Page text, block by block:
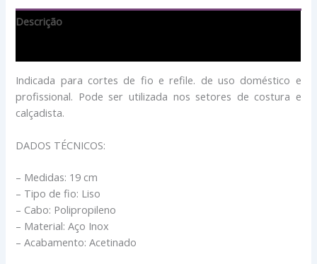
Descrição
Indicada para cortes de fio e refile. de uso doméstico e
profissional. Pode ser utilizada nos setores de costura e
calçadista.
DADOS TÉCNICOS:
– Medidas: 19 cm
– Tipo de fio: Liso
– Cabo: Polipropileno
– Material: Aço Inox
– Acabamento: Acetinado